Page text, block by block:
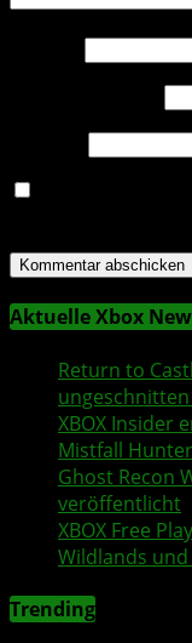
Aktuelle Xbox
Return to
XBOX Insider
Mistfall Hunter
Ghost Recon
veröffentlicht
XBOX Free
Wildlands
Trending